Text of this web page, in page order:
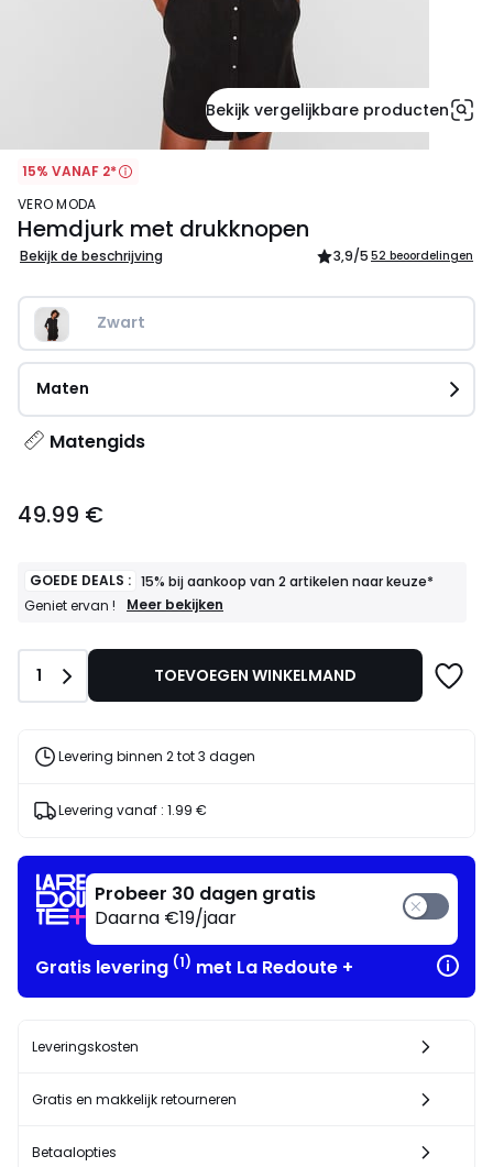
Bekijk vergelijkbare producten
15% VANAF 2*
VERO MODA
Hemdjurk met drukknopen
Bekijk de beschrijving 3,9/5 52 beoordelingen
Zwart
Maten
Matengids
€.
49.99 €
GOEDE DEALS : 15% bij aankoop van 2 artikelen naar keuze*
Geniet ervan !
GOEDE
artikelen
Geniet
Meer bekijken
Aantal
1 TOEVOEGEN WINKELMAND
Levering binnen 2 tot 3 dagen
Levering vanaf : 1.99 €
Probeer 30 dagen gratis
Daarna €19/jaar
Gratis levering (1) met La Redoute +
Leveringskosten
Gratis en makkelijk retourneren
Betaalopties